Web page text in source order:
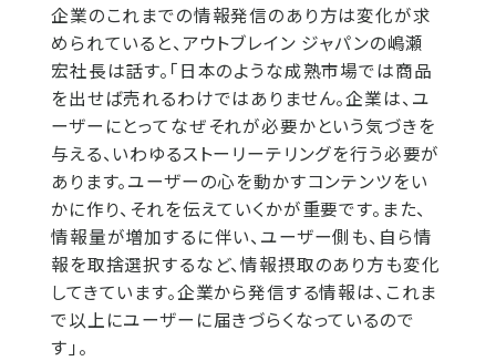
企業のこれまでの情報発信のあり方は変化が求
められていると、アウトブレイン ジャパンの嶋瀬
宏社長は話す。「日本のような成熟市場では商品
を出せば売れるわけではありません。企業は、ユ
ーザーにとってなぜそれが必要かという気づきを
与える、いわゆるストーリーテリングを行う必要が
あります。ユーザーの心を動かすコンテンツをい
かに作り、それを伝えていくかが重要です。また、
情報量が増加するに伴い、ユーザー側も、自ら情
報を取捨選択するなど、情報摂取のあり方も変化
してきています。企業から発信する情報は、これま
で以上にユーザーに届きづらくなっているので
す」。